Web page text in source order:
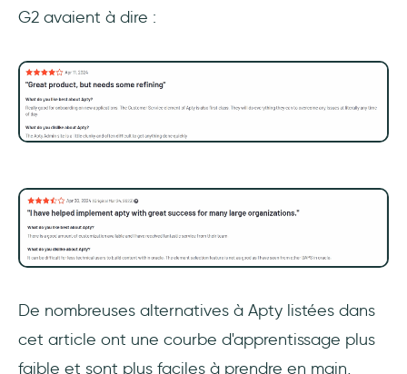
G2 avaient à dire :
De nombreuses alternatives à Apty listées dans
cet article ont une courbe d'apprentissage plus
faible et sont plus faciles à prendre en main,